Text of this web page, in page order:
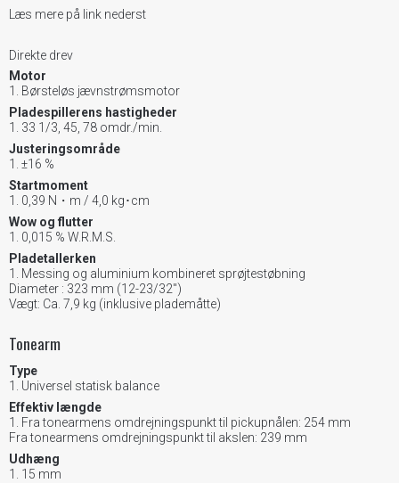
Læs mere på link nederst
Direkte drev
Motor
Børsteløs jævnstrømsmotor
Pladespillerens hastigheder
33 1/3, 45, 78 omdr./min.
Justeringsområde
±16 %
Startmoment
0,39 N・m / 4,0 kg･cm
Wow og flutter
0,015 % W.R.M.S.
Pladetallerken
Messing og aluminium kombineret sprøjtestøbning
Diameter : 323 mm (12-23/32")
Vægt: Ca. 7,9 kg (inklusive plademåtte)
Tonearm
Type
Universel statisk balance
Effektiv længde
Fra tonearmens omdrejningspunkt til pickupnålen: 254 mm
Fra tonearmens omdrejningspunkt til akslen: 239 mm
Udhæng
15 mm